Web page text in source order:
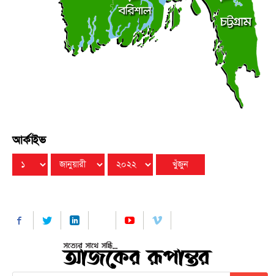
আর্কাইভ